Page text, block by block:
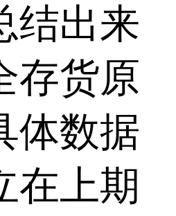
结出来
存货原
体数据
在上期